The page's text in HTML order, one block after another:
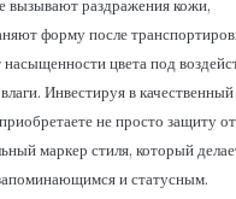
вызывают раздражения кожи,
форму после
цвета под
Инвестируя в качественный
не просто защиту от
маркер стиля, который
и статусным.